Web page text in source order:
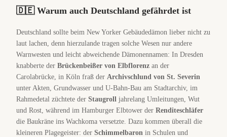
🇩🇪 Warum auch Deutschland gefährdet ist
Deutschland sollte beim New Yorker Gebäudedämon lieber nicht zu
laut lachen, denn hierzulande tragen solche Wesen nur andere
Warnwesten und leicht abweichende Dämonennamen: In Dresden
knabberte der Brückenbeißer von Elbflorenz an der
Carolabrücke, in Köln fraß der Archivschlund von St. Severin
unter Akten, Grundwasser und U-Bahn-Bau am Stadtarchiv, im
Rahmedetal züchtete der Staugroll jahrelang Umleitungen, Wut
und Rost, während im Hamburger Elbtower der Renditeschläfer
die Baukräne ins Wachkoma versetzte. Dazu kommen überall die
kleineren Plagegeister: der Schimmelbaron in Schulen und